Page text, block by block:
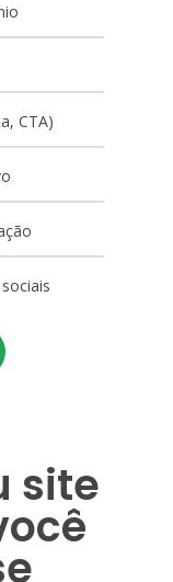
CTA)
site